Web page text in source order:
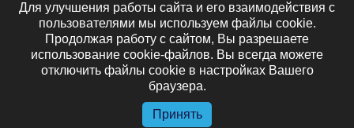
ОТПРАВИТЬ
. Все права защищены.
Для улучшения работы сайта и его взаимодействия с
пользователями мы используем файлы cookie.
Продолжая работу с сайтом, Вы разрешаете
использование cookie-файлов. Вы всегда можете
отключить файлы cookie в настройках Вашего
браузера.
Принять